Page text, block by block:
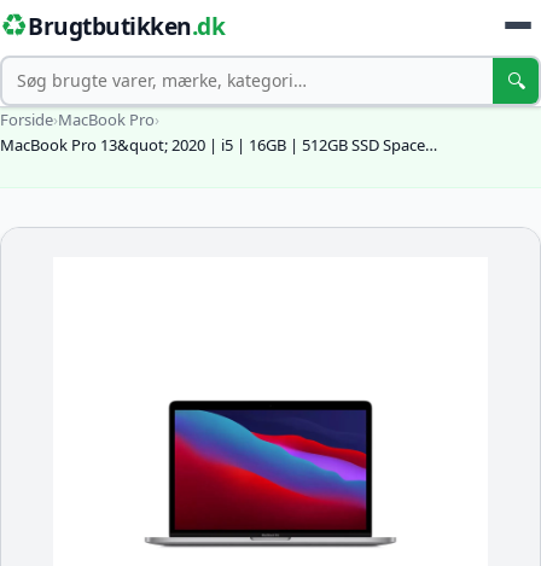
♻️Brugtbutikken.dk
Søg 🔍
Forside›MacBook Pro›
MacBook Pro 13&quot; 2020 | i5 | 16GB | 512GB SSD Space…